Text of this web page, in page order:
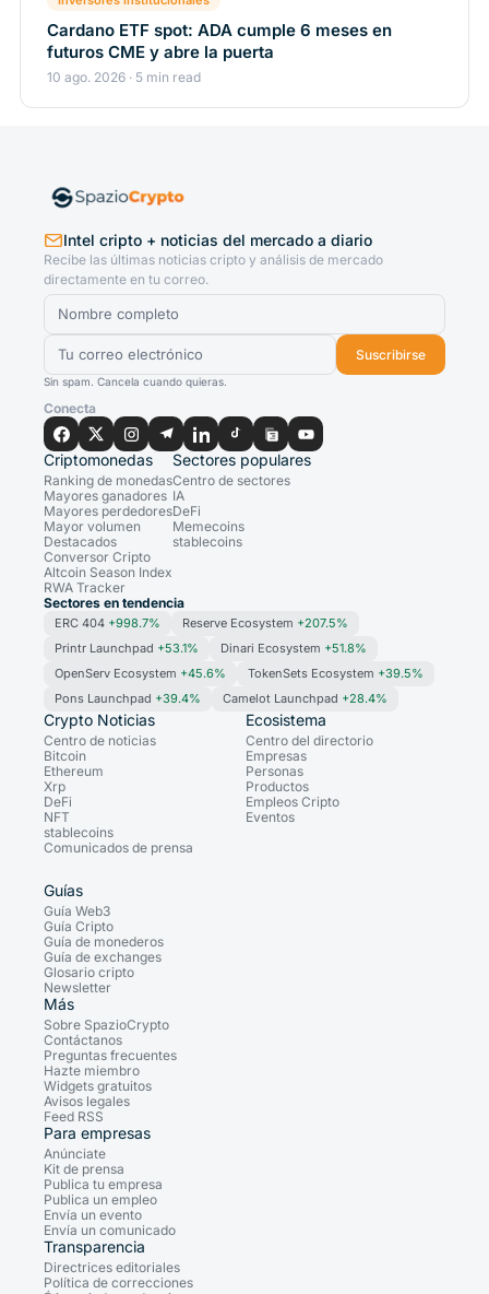
Cardano ETF spot: ADA cumple 6 meses en
futuros CME y abre la puerta
10 ago. 2026 · 5 min read
Intel cripto + noticias del mercado a diario
Recibe las últimas noticias cripto y análisis de mercado
directamente en tu correo.
Suscribirse
Sin spam. Cancela cuando quieras.
Conecta
Criptomonedas
Ranking de monedas
Mayores ganadores
Mayores perdedores
Mayor volumen
Destacados
Conversor Cripto
Altcoin Season Index
RWA Tracker
Sectores populares
Centro de sectores
IA
DeFi
Memecoins
stablecoins
Sectores en tendencia
ERC 404 +998.7% Reserve Ecosystem +207.5%
Printr Launchpad +53.1% Dinari Ecosystem +51.8%
OpenServ Ecosystem +45.6% TokenSets Ecosystem +39.5%
Pons Launchpad +39.4% Camelot Launchpad +28.4%
Crypto Noticias
Centro de noticias
Bitcoin
Ethereum
Xrp
DeFi
NFT
stablecoins
Comunicados de prensa
Ecosistema
Centro del directorio
Empresas
Personas
Productos
Empleos Cripto
Eventos
Guías
Guía Web3
Guía Cripto
Guía de monederos
Guía de exchanges
Glosario cripto
Newsletter
Más
Sobre SpazioCrypto
Contáctanos
Preguntas frecuentes
Hazte miembro
Widgets gratuitos
Avisos legales
Feed RSS
Para empresas
Anúnciate
Kit de prensa
Publica tu empresa
Publica un empleo
Envía un evento
Envía un comunicado
Transparencia
Directrices editoriales
Política de correcciones